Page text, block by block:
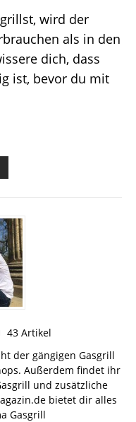
wird der
als in den
dich, dass
ist, bevor du mit
43 Artikel
der gängigen Gasgrill
. Außerdem findet ihr
und zusätzliche
bietet dir alles
Gasgrill